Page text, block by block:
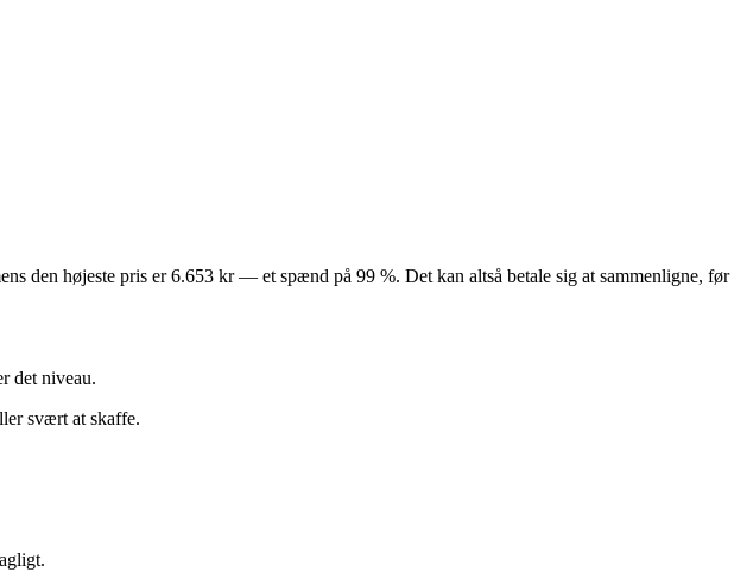
den højeste pris er 6.653 kr — et spænd på 99 %. Det kan altså betale sig at sammenligne, før
det niveau.
svært at skaffe.